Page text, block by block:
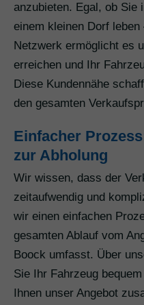
anzubieten. Egal, ob Sie
einem kleinen Dorf
Netzwerk ermöglicht es
erreichen und Ihr
Diese Kundennähe
den gesamten
Einfacher
zur Abholung
Wir wissen, dass der
zeitaufwendig und
wir einen einfachen
gesamten Ablauf vom
Boock umfasst. Über
Sie Ihr Fahrzeug
Ihnen unser Angebot